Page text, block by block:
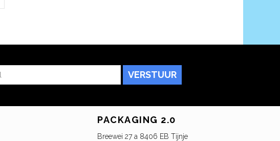
VERSTUUR
PACKAGING 2.0
Breewei 27 a 8406 EB Tijnje